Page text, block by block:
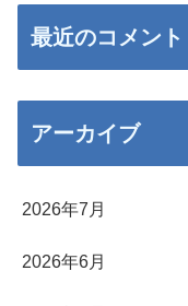
最近のコメント
アーカイブ
2026年7月
2026年6月